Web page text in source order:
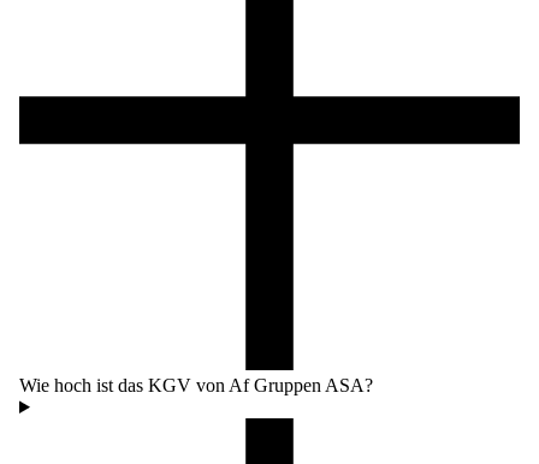
Wie hoch ist das KGV von Af Gruppen ASA?